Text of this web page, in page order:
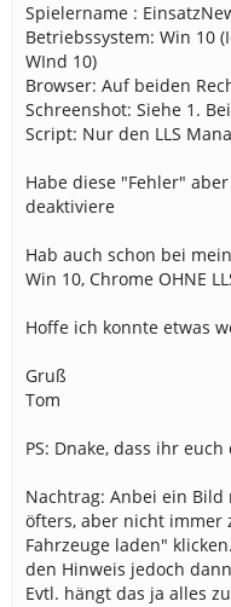
Spielername :
Betriebssystem: Win 10
WInd 10)
Browser: Auf beiden
Schreenshot: Siehe 1.
Script: Nur den LLS
Habe diese "Fehler"
deaktiviere
Hab auch schon bei
Win 10, Chrome OHNE
Hoffe ich konnte etwas
Gruß
Tom
PS: Dnake, dass ihr
Nachtrag: Anbei ein Bild
öfters, aber nicht immer
Fahrzeuge laden"
den Hinweis jedoch
Evtl. hängt das ja alles